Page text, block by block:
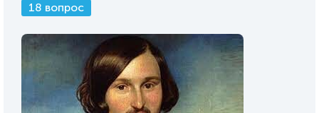
18 вопрос